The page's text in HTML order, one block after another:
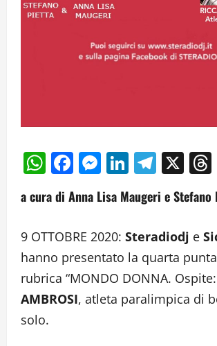
WhatsApp
Facebook
Messenger
LinkedIn
X
a cura di Anna Lisa Maugeri e Stefano
9 OTTOBRE 2020: Steradiodj e
hanno presentato la quarta
rubrica “MONDO DONNA. Ospite:
AMBROSI, atleta paralimpica di
solo.